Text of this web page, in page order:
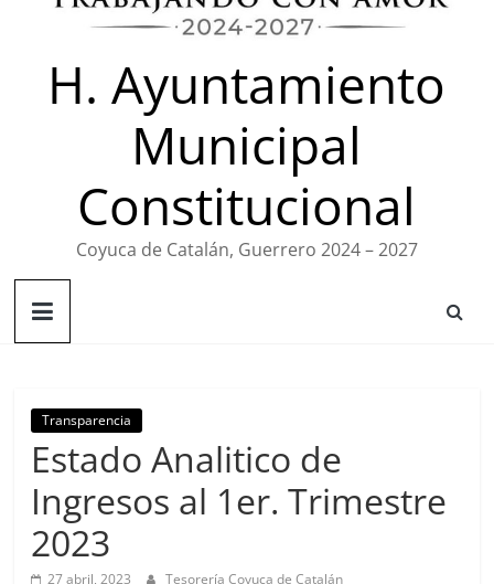
H. Ayuntamiento
Municipal
Constitucional
Coyuca de Catalán, Guerrero 2024 – 2027
Transparencia
Estado Analitico de
Ingresos al 1er. Trimestre
2023
27 abril, 2023 Tesorería Coyuca de Catalán